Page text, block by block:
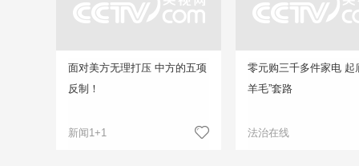
面对美方无理打压 中方的五项
反制！
新闻1+1
零元购三千多件家电 起
羊毛”套路
法治在线